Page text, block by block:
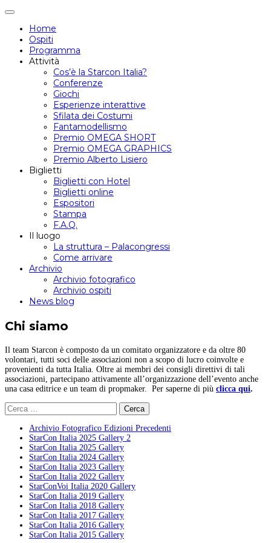
Attiva/disattiva
navigazione
Home
Ospiti
Programma
Attività
Cos’è la Starcon Italia?
Conferenze
Giochi
Esperienze interattive
Sfilata dei Costumi
Fantamodellismo
Premio OMEGA SHORT
Premio OMEGA GRAPHICS
Premio Alberto Lisiero
Biglietti
Biglietti con Hotel
Biglietti online
Espositori
Stampa
F.A.Q.
Il luogo
La struttura – Palacongressi
Come arrivare
Archivio
Archivio fotografico
Archivio ospiti
News blog
Chi siamo
Il team Starcon è composto da un comitato organizzatore e da oltre 80
volontari, tutti soci delle associazioni non a scopo di lucro coinvolte e
provenienti da tutta Italia. Oltre ai membri dei consigli direttivi di tali
associazioni, partecipano attivamente all’organizzazione dell’evento anche
una casa editrice e un team di propmaker. Per saperne di più clicca qui.
Ricerca
per:
Archivio Fotografico Edizioni Precedenti
StarCon Italia 2025 Gallery 2
StarCon Italia 2025 Gallery
StarCon Italia 2024 Gallery
StarCon Italia 2023 Gallery
StarCon Italia 2022 Gallery
StarConVoi Italia 2020 Gallery
StarCon Italia 2019 Gallery
StarCon Italia 2018 Gallery
StarCon Italia 2017 Gallery
StarCon Italia 2016 Gallery
StarCon Italia 2015 Gallery